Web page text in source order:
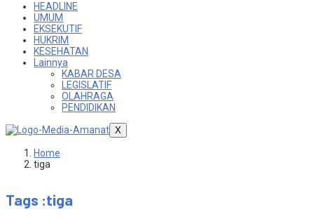
HEADLINE
UMUM
EKSEKUTIF
HUKRIM
KESEHATAN
Lainnya
KABAR DESA
LEGISLATIF
OLAHRAGA
PENDIDIKAN
X
Home
tiga
Tags :tiga